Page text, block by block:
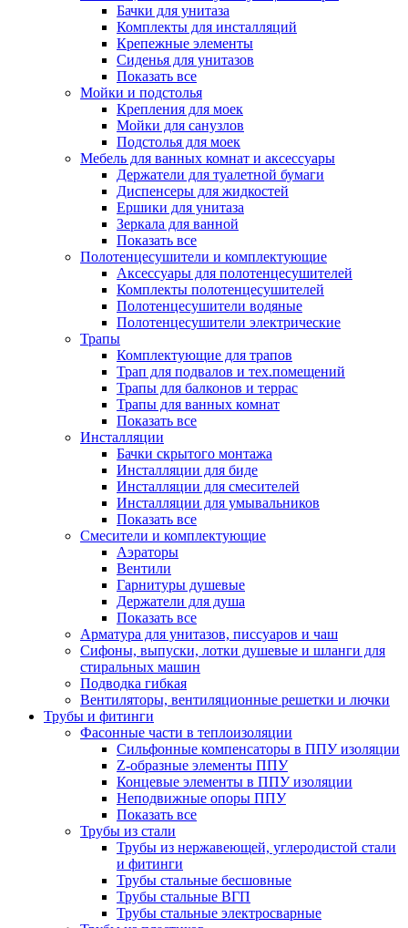
Бачки для унитаза
Комплекты для инсталляций
Крепежные элементы
Сиденья для унитазов
Показать все
Мойки и подстолья
Крепления для моек
Мойки для санузлов
Подстолья для моек
Мебель для ванных комнат и аксессуары
Держатели для туалетной бумаги
Диспенсеры для жидкостей
Ершики для унитаза
Зеркала для ванной
Показать все
Полотенцесушители и комплектующие
Аксессуары для полотенцесушителей
Комплекты полотенцесушителей
Полотенцесушители водяные
Полотенцесушители электрические
Трапы
Комплектующие для трапов
Трап для подвалов и тех.помещений
Трапы для балконов и террас
Трапы для ванных комнат
Показать все
Инсталляции
Бачки скрытого монтажа
Инсталляции для биде
Инсталляции для смесителей
Инсталляции для умывальников
Показать все
Смесители и комплектующие
Аэраторы
Вентили
Гарнитуры душевые
Держатели для душа
Показать все
Арматура для унитазов, писсуаров и чаш
Сифоны, выпуски, лотки душевые и шланги для
стиральных машин
Подводка гибкая
Вентиляторы, вентиляционные решетки и лючки
Трубы и фитинги
Фасонные части в теплоизоляции
Cильфонные компенсаторы в ППУ изоляции
Z-образные элементы ППУ
Концевые элементы в ППУ изоляции
Неподвижные опоры ППУ
Показать все
Трубы из стали
Трубы из нержавеющей, углеродистой стали
и фитинги
Трубы стальные бесшовные
Трубы стальные ВГП
Трубы стальные электросварные